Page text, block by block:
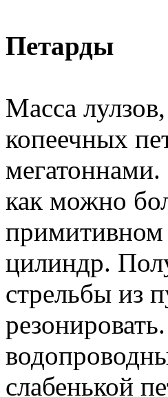
Петарды
Масса
копеечных
как можно
примитивном
цилиндр.
стрельбы из
слабенькой